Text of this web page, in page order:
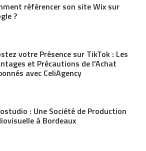
référencer son site Wix sur
?
votre Présence sur TikTok : Les
et Précautions de l’Achat
avec CeliAgency
: Une Société de Production
à Bordeaux